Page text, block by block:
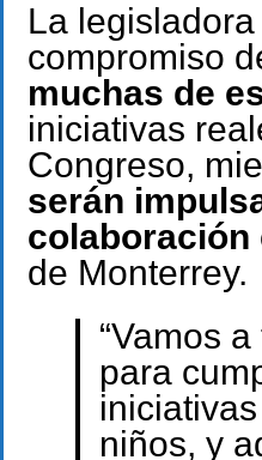
La
compromiso
muchas de
iniciativas
Congreso,
serán
colaboración
de Monterrey.
“Vamos
para
niños, y